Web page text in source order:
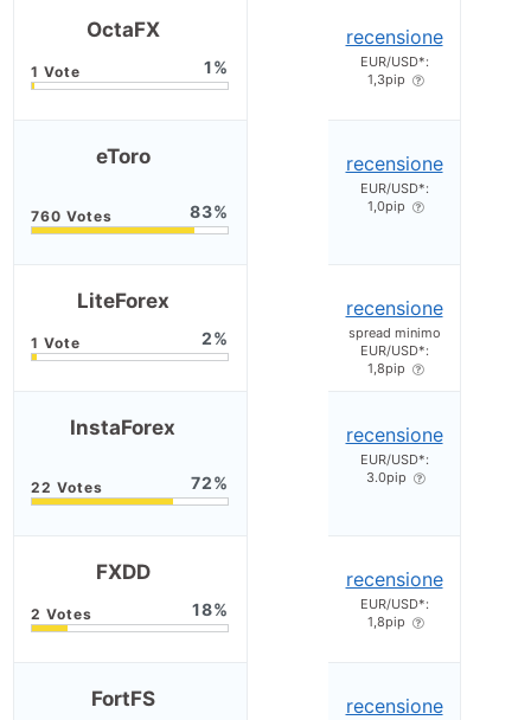
OctaFX
1
recensione
EUR/USD*:
1,3pip
eToro
83
recensione
EUR/USD*:
1,0pip
LiteForex
2
recensione
spread minimo
EUR/USD*:
1,8pip
InstaForex
72
recensione
EUR/USD*:
3.0pip
FXDD
18
recensione
EUR/USD*:
1,8pip
FortFS recensione